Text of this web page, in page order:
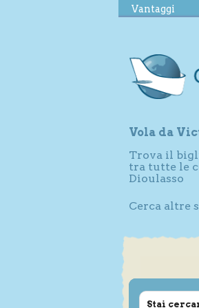
Vantaggi
Vola da
Trova il
tra tutte le
Dioulasso
Cerca altre
Stai